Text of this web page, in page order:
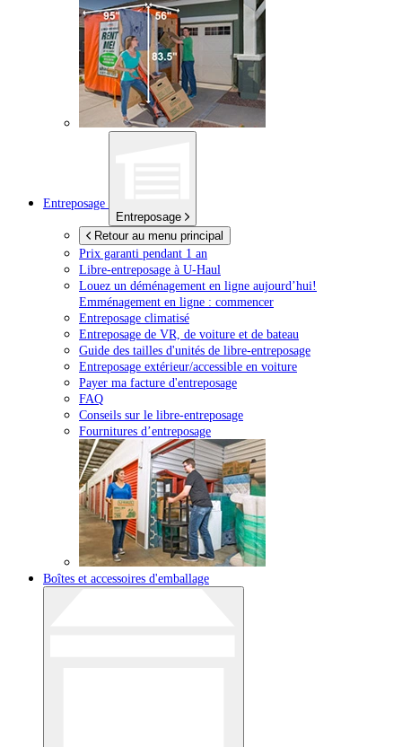
Entreposage
Entreposage
Retour au menu principal
Prix garanti pendant 1 an
Libre-entreposage à U-Haul
Louez un déménagement en ligne aujourd’hui!
Emménagement en ligne : commencer
Entreposage climatisé
Entreposage de VR, de voiture et de bateau
Guide des tailles d'unités de libre-entreposage
Entreposage extérieur/accessible en voiture
Payer ma facture d'entreposage
FAQ
Conseils sur le libre-entreposage
Fournitures d’entreposage
Boîtes et accessoires d'emballage